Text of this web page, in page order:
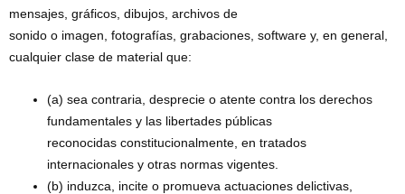
mensajes, gráficos, dibujos, archivos de
sonido o imagen, fotografías, grabaciones, software y, en general,
cualquier clase de material que:
(a) sea contraria, desprecie o atente contra los derechos
fundamentales y las libertades públicas
reconocidas constitucionalmente, en tratados
internacionales y otras normas vigentes.
(b) induzca, incite o promueva actuaciones delictivas,